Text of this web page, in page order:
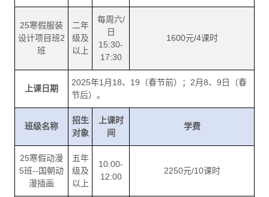
25寒假服装
设计项目班2
班
二年
级及
以上
每周六/
日
15:30-
17:30
1600元/4课时
上课日期
2025年1月18、19（春节前）；2月8、9日（春
节后）。
班级名称
招生
对象
上课时
间
学费
25寒假动漫
5班--国朝动
漫插画
五年
级及
以上
10:00-
12:00
2250元/10课时